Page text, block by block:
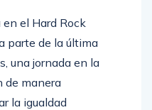
el Hard Rock
parte de la última
una jornada en la
de manera
la igualdad